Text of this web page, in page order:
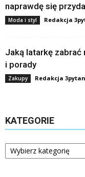
naprawdę się
Moda i styl Redakcja
Jaką latarkę
i porady
Zakupy Redakcja
KATEGORIE
Kategorie